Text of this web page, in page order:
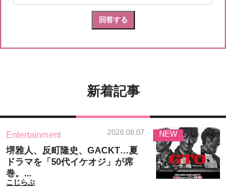
新着記事
Entertainment 2026.08.07
堺雅人、反町隆史、GACKT…夏
ドラマを「50代イケオジ」が席
巻。...
こじらぶ
NEW